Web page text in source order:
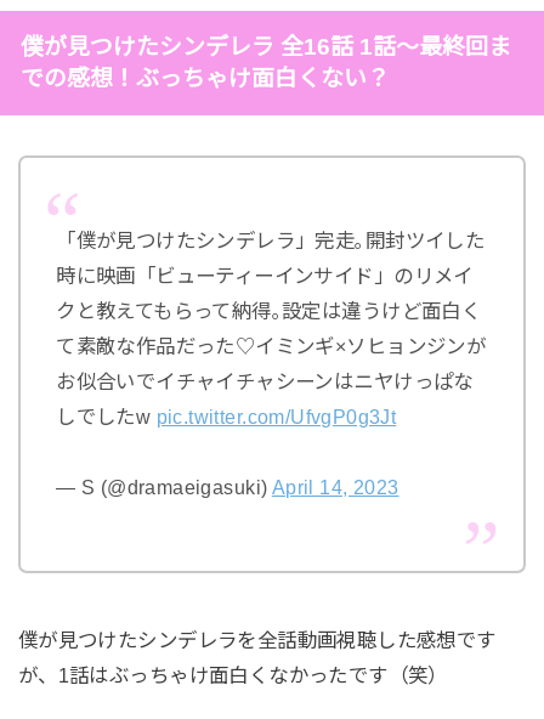
僕が見つけたシンデレラ 全16話 1話～最終回ま
での感想！ぶっちゃけ面白くない？
「僕が見つけたシンデレラ」完走｡開封ツイした
時に映画「ビューティーインサイド」のリメイ
クと教えてもらって納得｡設定は違うけど面白く
て素敵な作品だった♡イミンギ×ソヒョンジンが
お似合いでイチャイチャシーンはニヤけっぱな
しでしたw pic.twitter.com/UfvgP0g3Jt
— S (@dramaeigasuki) April 14, 2023
僕が見つけたシンデレラを全話動画視聴した感想です
が、1話はぶっちゃけ面白くなかったです（笑）